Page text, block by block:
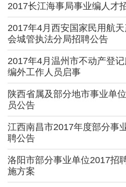
2017长江海事局事业编人才
2017年4月西安国家民用航
会城管执法分局招聘公告
2017年4月温州市不动产登
编外工作人员启事
陕西省属及部分地市事业单
员公告
江西南昌市2017年度部分事
聘公告
洛阳市部分事业单位2017招
施方案